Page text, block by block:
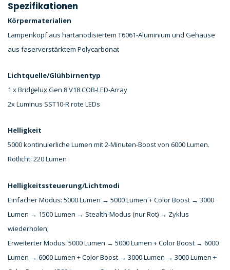
Spezifikationen
Körpermaterialien
Lampenkopf aus hartanodisiertem T6061-Aluminium und Gehäuse
aus faserverstärktem Polycarbonat
Lichtquelle/Glühbirnentyp
1 x Bridgelux Gen 8 V18 COB-LED-Array
2x Luminus SST10-R rote LEDs
Helligkeit
5000 kontinuierliche Lumen mit 2-Minuten-Boost von 6000 Lumen.
Rotlicht: 220 Lumen
Helligkeitssteuerung/Lichtmodi
Einfacher Modus: 5000 Lumen → 5000 Lumen + Color Boost → 3000
Lumen → 1500 Lumen → Stealth-Modus (nur Rot) → Zyklus
wiederholen;
Erweiterter Modus: 5000 Lumen → 5000 Lumen + Color Boost → 6000
Lumen → 6000 Lumen + Color Boost → 3000 Lumen → 3000 Lumen +